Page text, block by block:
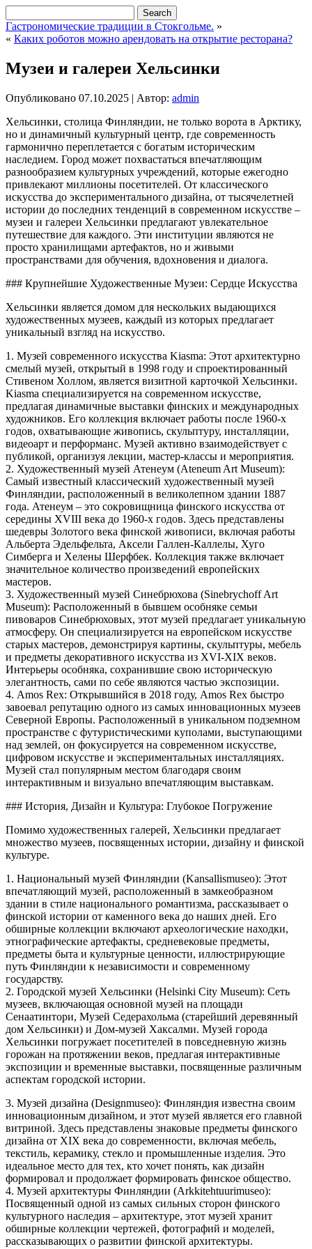
Гастрономические традиции в Стокгольме. »
« Каких роботов можно арендовать на открытие ресторана?
Музеи и галереи Хельсинки
Опубликовано 07.10.2025 | Автор: admin
Хельсинки, столица Финляндии, не только ворота в Арктику,
но и динамичный культурный центр, где современность
гармонично переплетается с богатым историческим
наследием. Город может похвастаться впечатляющим
разнообразием культурных учреждений, которые ежегодно
привлекают миллионы посетителей. От классического
искусства до экспериментального дизайна, от тысячелетней
истории до последних тенденций в современном искусстве –
музеи и галереи Хельсинки предлагают увлекательное
путешествие для каждого. Эти институции являются не
просто хранилищами артефактов, но и живыми
пространствами для обучения, вдохновения и диалога.
### Крупнейшие Художественные Музеи: Сердце Искусства
Хельсинки является домом для нескольких выдающихся
художественных музеев, каждый из которых предлагает
уникальный взгляд на искусство.
1. Музей современного искусства Kiasma: Этот архитектурно
смелый музей, открытый в 1998 году и спроектированный
Стивеном Холлом, является визитной карточкой Хельсинки.
Kiasma специализируется на современном искусстве,
предлагая динамичные выставки финских и международных
художников. Его коллекция включает работы после 1960-х
годов, охватывающие живопись, скульптуру, инсталляции,
видеоарт и перформанс. Музей активно взаимодействует с
публикой, организуя лекции, мастер-классы и мероприятия.
2. Художественный музей Атенеум (Ateneum Art Museum):
Самый известный классический художественный музей
Финляндии, расположенный в великолепном здании 1887
года. Атенеум – это сокровищница финского искусства от
середины XVIII века до 1960-х годов. Здесь представлены
шедевры Золотого века финской живописи, включая работы
Альберта Эдельфельта, Аксели Галлен-Каллелы, Хуго
Симберга и Хелены Шерфбек. Коллекция также включает
значительное количество произведений европейских
мастеров.
3. Художественный музей Синебрюхова (Sinebrychoff Art
Museum): Расположенный в бывшем особняке семьи
пивоваров Синебрюховых, этот музей предлагает уникальную
атмосферу. Он специализируется на европейском искусстве
старых мастеров, демонстрируя картины, скульптуры, мебель
и предметы декоративного искусства из XVI-XIX веков.
Интерьеры особняка, сохранившие свою историческую
элегантность, сами по себе являются частью экспозиции.
4. Amos Rex: Открывшийся в 2018 году, Amos Rex быстро
завоевал репутацию одного из самых инновационных музеев
Северной Европы. Расположенный в уникальном подземном
пространстве с футуристическими куполами, выступающими
над землей, он фокусируется на современном искусстве,
цифровом искусстве и экспериментальных инсталляциях.
Музей стал популярным местом благодаря своим
интерактивным и визуально впечатляющим выставкам.
### История, Дизайн и Культура: Глубокое Погружение
Помимо художественных галерей, Хельсинки предлагает
множество музеев, посвященных истории, дизайну и финской
культуре.
1. Национальный музей Финляндии (Kansallismuseo): Этот
впечатляющий музей, расположенный в замкеобразном
здании в стиле национального романтизма, рассказывает о
финской истории от каменного века до наших дней. Его
обширные коллекции включают археологические находки,
этнографические артефакты, средневековые предметы,
предметы быта и культурные ценности, иллюстрирующие
путь Финляндии к независимости и современному
государству.
2. Городской музей Хельсинки (Helsinki City Museum): Сеть
музеев, включающая основной музей на площади
Сенаатинтори, Музей Седерахольма (старейший деревянный
дом Хельсинки) и Дом-музей Хаксалми. Музей города
Хельсинки погружает посетителей в повседневную жизнь
горожан на протяжении веков, предлагая интерактивные
экспозиции и временные выставки, посвященные различным
аспектам городской истории.
3. Музей дизайна (Designmuseo): Финляндия известна своим
инновационным дизайном, и этот музей является его главной
витриной. Здесь представлены знаковые предметы финского
дизайна от XIX века до современности, включая мебель,
текстиль, керамику, стекло и промышленные изделия. Это
идеальное место для тех, кто хочет понять, как дизайн
формировал и продолжает формировать финское общество.
4. Музей архитектуры Финляндии (Arkkitehtuurimuseo):
Посвященный одной из самых сильных сторон финского
культурного наследия – архитектуре, этот музей хранит
обширные коллекции чертежей, фотографий и моделей,
рассказывающих о развитии финской архитектуры.